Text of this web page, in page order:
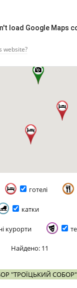
load Google Maps
website?
готелі
катки
курорти
Найдено: 11
"ТРОЇЦЬКИЙ СОБОР"